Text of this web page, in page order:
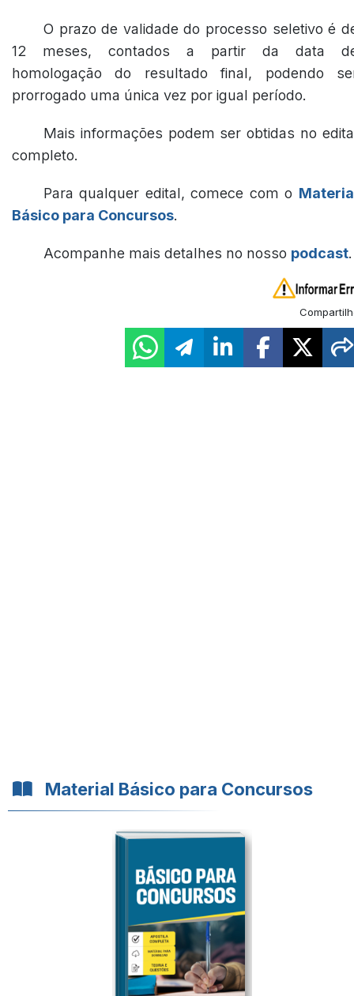
O prazo de validade do processo seletivo é
12 meses, contados a partir da data
homologação do resultado final, podendo
prorrogado uma única vez por igual período.
Mais informações podem ser obtidas no
completo.
Para qualquer edital, comece com o
Básico para Concursos.
Acompanhe mais detalhes no nosso podcast.
Material Básico para Concursos